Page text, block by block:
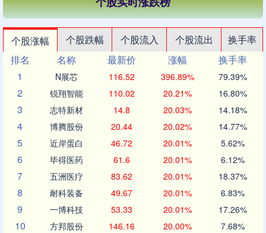
个股涨幅 个股跌幅 个股流入 个股流出
换手率
排名
名称 最新价 涨幅
换手率
1
N展芯 116.52 396.89% 79.39%
2 锐翔智能 110.02 20.21% 16.80%
3 志特新材 14.8 20.03% 14.18%
4 博腾股份 20.44 20.02% 14.77%
5 近岸蛋白 46.72 20.01% 5.62%
6 毕得医药 61.6 20.01% 6.12%
7 五洲医疗 83.62 20.01% 18.37%
8 耐科装备 49.67 20.01% 6.83%
9 一博科技 53.33 20.01% 17.26%
10 方邦股份 146.16 20.00% 7.68%